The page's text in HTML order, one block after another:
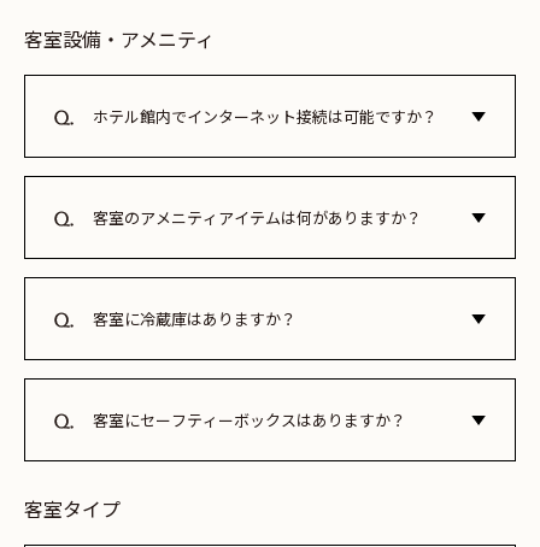
客室設備・アメニティ
ホテル館内でインターネット接続は可能ですか？
全客室で無料Wi-Fi接続が可能です。ID：tran_scender／
客室のアメニティアイテムは何がありますか？
バスタオル、フェイスタオル、バスマット、ルームウエア、
剃刀、ヘアブラシ、コットン、綿棒をご用意しております。
液）をレセプションにて無料提供しています。
客室に冷蔵庫はありますか？
冷蔵庫を備えております。中にあるミネラルウォーターは無
客室にセーフティーボックスはありますか？
全客室に備えております。
客室タイプ